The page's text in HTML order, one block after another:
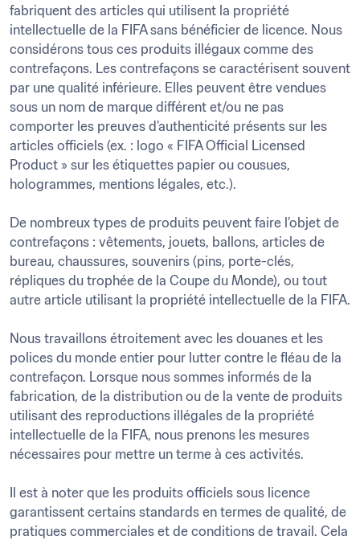
fabriquent des articles qui utilisent la propriété
intellectuelle de la FIFA sans bénéficier de licence. Nous
considérons tous ces produits illégaux comme des
contrefaçons. Les contrefaçons se caractérisent souvent
par une qualité inférieure. Elles peuvent être vendues
sous un nom de marque différent et/ou ne pas
comporter les preuves d’authenticité présents sur les
articles officiels (ex. : logo « FIFA Official Licensed
Product » sur les étiquettes papier ou cousues,
hologrammes, mentions légales, etc.).
De nombreux types de produits peuvent faire l’objet de
contrefaçons : vêtements, jouets, ballons, articles de
bureau, chaussures, souvenirs (pins, porte-clés,
répliques du trophée de la Coupe du Monde), ou tout
autre article utilisant la propriété intellectuelle de la FIFA.
Nous travaillons étroitement avec les douanes et les
polices du monde entier pour lutter contre le fléau de la
contrefaçon. Lorsque nous sommes informés de la
fabrication, de la distribution ou de la vente de produits
utilisant des reproductions illégales de la propriété
intellectuelle de la FIFA, nous prenons les mesures
nécessaires pour mettre un terme à ces activités.
Il est à noter que les produits officiels sous licence
garantissent certains standards en termes de qualité, de
pratiques commerciales et de conditions de travail. Cela